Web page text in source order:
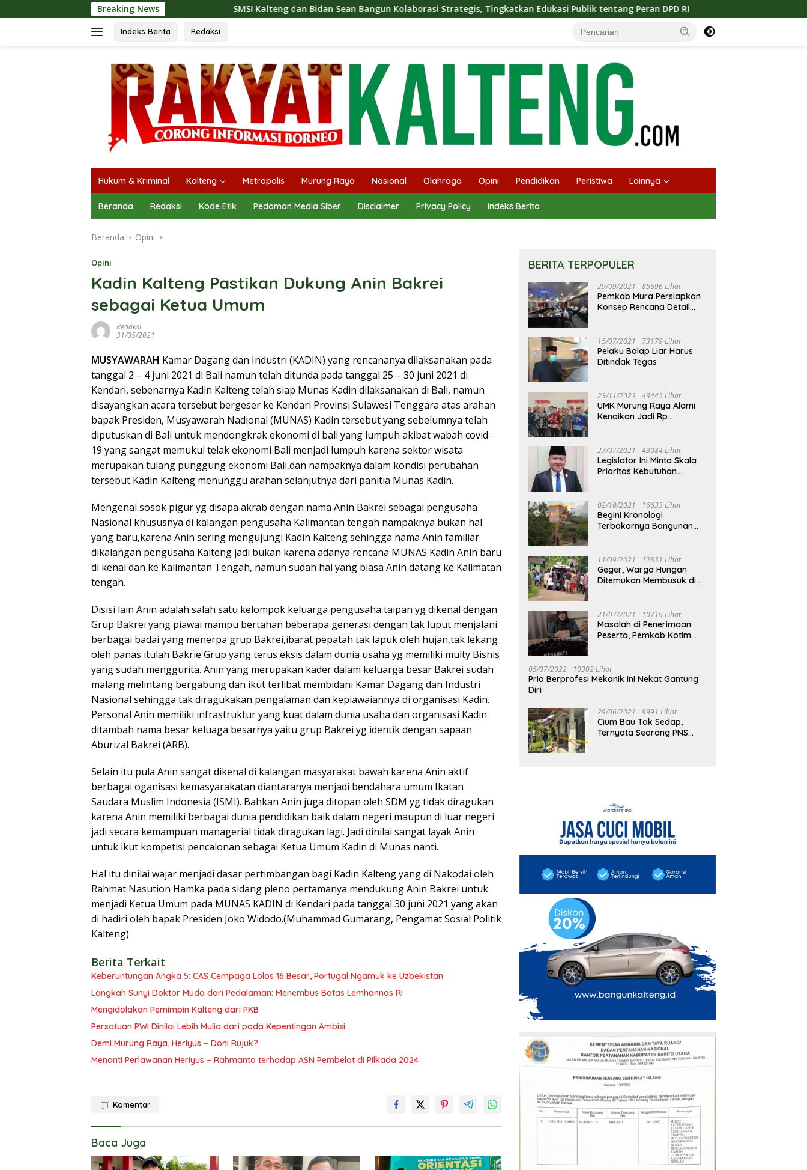
ke
Breaking NewsSMSI Kalteng dan Bidan Sean Bangun Kolaborasi Strategis, Tingkatkan Edukasi Publik tentang Peran DPD RI Masuknya Musim Kemarau PT Pada
Indeks Berita Redaksi
Hukum & Kriminal Kalteng Metropolis Murung Raya Nasional Olahraga Opini Pendidikan Peristiwa Lainnya
Beranda Redaksi Kode Etik Pedoman Media Siber Disclaimer Privacy Policy Indeks Berita
Beranda Opini
Opini
Kadin Kalteng Pastikan Dukung Anin Bakrei
sebagai Ketua Umum
Redaksi
31/05/2021
MUSYAWARAH Kamar Dagang dan Industri (KADIN) yang rencananya dilaksanakan pada
tanggal 2 – 4 juni 2021 di Bali namun telah ditunda pada tanggal 25 – 30 juni 2021 di
Kendari, sebenarnya Kadin Kalteng telah siap Munas Kadin dilaksanakan di Bali, namun
disayangkan acara tersebut bergeser ke Kendari Provinsi Sulawesi Tenggara atas arahan
bapak Presiden, Musyawarah Nadional (MUNAS) Kadin tersebut yang sebelumnya telah
diputuskan di Bali untuk mendongkrak ekonomi di bali yang lumpuh akibat wabah covid-
19 yang sangat memukul telak ekonomi Bali menjadi lumpuh karena sektor wisata
merupakan tulang punggung ekonomi Bali,dan nampaknya dalam kondisi perubahan
tersebut Kadin Kalteng menunggu arahan selanjutnya dari panitia Munas Kadin.
Mengenal sosok pigur yg disapa akrab dengan nama Anin Bakrei sebagai pengusaha
Nasional khususnya di kalangan pengusaha Kalimantan tengah nampaknya bukan hal
yang baru,karena Anin sering mengujungi Kadin Kalteng sehingga nama Anin familiar
dikalangan pengusaha Kalteng jadi bukan karena adanya rencana MUNAS Kadin Anin baru
di kenal dan ke Kalimantan Tengah, namun sudah hal yang biasa Anin datang ke Kalimatan
tengah.
Disisi lain Anin adalah salah satu kelompok keluarga pengusaha taipan yg dikenal dengan
Grup Bakrei yang piawai mampu bertahan beberapa generasi dengan tak luput menjalani
berbagai badai yang menerpa grup Bakrei,ibarat pepatah tak lapuk oleh hujan,tak lekang
oleh panas itulah Bakrie Grup yang terus eksis dalam dunia usaha yg memiliki multy Bisnis
yang sudah menggurita. Anin yang merupakan kader dalam keluarga besar Bakrei sudah
malang melintang bergabung dan ikut terlibat membidani Kamar Dagang dan Industri
Nasional sehingga tak diragukakan pengalaman dan kepiawaiannya di organisasi Kadin.
Personal Anin memiliki infrastruktur yang kuat dalam dunia usaha dan organisasi Kadin
ditambah nama besar keluaga besarnya yaitu grup Bakrei yg identik dengan sapaan
Aburizal Bakrei (ARB).
Selain itu pula Anin sangat dikenal di kalangan masyarakat bawah karena Anin aktif
berbagai oganisasi kemasyarakatan diantaranya menjadi bendahara umum Ikatan
Saudara Muslim Indonesia (ISMI). Bahkan Anin juga ditopan oleh SDM yg tidak diragukan
karena Anin memiliki berbagai dunia pendidikan baik dalam negeri maupun di luar negeri
jadi secara kemampuan managerial tidak diragukan lagi. Jadi dinilai sangat layak Anin
untuk ikut kompetisi pencalonan sebagai Ketua Umum Kadin di Munas nanti.
Hal itu dinilai wajar menjadi dasar pertimbangan bagi Kadin Kalteng yang di Nakodai oleh
Rahmat Nasution Hamka pada sidang pleno pertamanya mendukung Anin Bakrei untuk
menjadi Ketua Umum pada MUNAS KADIN di Kendari pada tanggal 30 juni 2021 yang akan
di hadiri oleh bapak Presiden Joko Widodo.(Muhammad Gumarang, Pengamat Sosial Politik
Kalteng)
Berita Terkait
Keberuntungan Angka 5: CAS Cempaga Lolos 16 Besar, Portugal Ngamuk ke Uzbekistan
Langkah Sunyi Doktor Muda dari Pedalaman: Menembus Batas Lemhannas RI
Mengidolakan Pemimpin Kalteng dari PKB
Persatuan PWI Dinilai Lebih Mulia dari pada Kepentingan Ambisi
Demi Murung Raya, Heriyus – Doni Rujuk?
Menanti Perlawanan Heriyus – Rahmanto terhadap ASN Pembelot di Pilkada 2024
Komentar
Baca Juga
BERITA TERPOPULER
29/09/2021 85696 Lihat
Pemkab Mura Persiapkan
Konsep Rencana Detail
15/07/2021 73179 Lihat
Pelaku Balap Liar Harus
Ditindak Tegas
23/11/2023 43445 Lihat
UMK Murung Raya Alami
Kenaikan Jadi Rp
27/07/2021 43084 Lihat
Legislator Ini Minta Skala
Prioritas Kebutuhan
02/10/2021 16633 Lihat
Begini Kronologi
Terbakarnya Bangunan
11/09/2021 12831 Lihat
Geger, Warga Hungan
Ditemukan Membusuk di
21/07/2021 10719 Lihat
Masalah di Penerimaan
Peserta, Pemkab Kotim
05/07/2022 10302 Lihat
Pria Berprofesi Mekanik Ini Nekat Gantung
Diri
29/06/2021 9991 Lihat
Cium Bau Tak Sedap,
Ternyata Seorang PNS